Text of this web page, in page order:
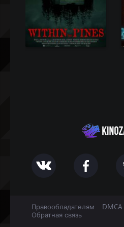
Правообладателям DMCA
Обратная связь